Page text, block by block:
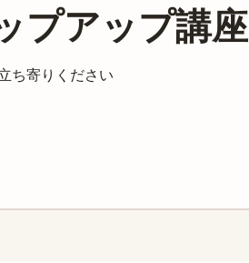
プアップ講座
ち寄りください